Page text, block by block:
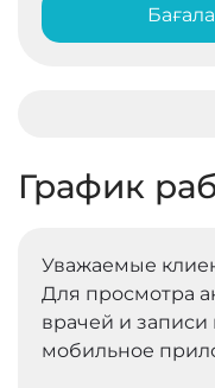
График
Уважаемые
Для просмотра
врачей и
мобильное